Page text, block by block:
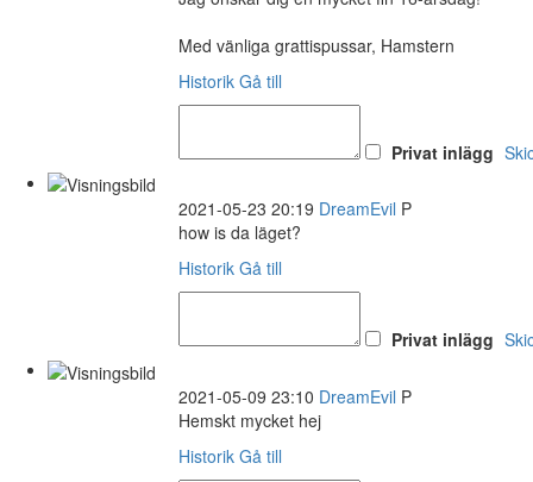
Med vänliga grattispussar, Hamstern
Historik Gå till
Privat inlägg
2021-05-23 20:19 DreamEvil P
how is da läget?
Historik Gå till
Privat inlägg
2021-05-09 23:10 DreamEvil P
Hemskt mycket hej
Historik Gå till